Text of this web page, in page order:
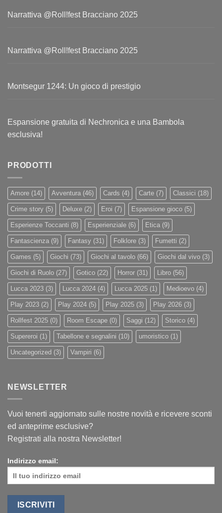
Narrattiva @Roll!fest Bracciano 2025
Narrattiva @Roll!fest Bracciano 2025
Montsegur 1244: Un gioco di prestigio
Espansione gratuita di Nechronica e una Bambola
esclusiva!
PRODOTTI
Amore (14) Avventura (46) Cards (4) Carte (7) Classici (18)
Crime story (5) Deluxe (2) Eroi (7) Espansione gioco (5)
Esperienze Toccanti (8) Esperienziale (6) Etica (9)
Fantascienza (9) Fantasy (31) Folklore (3) Fumetti (2)
Games (5) Giochi (73) Giochi al tavolo (66) Giochi dal vivo (3)
Giochi di Ruolo (27) Gotico (22) Horror (31) Libro (56)
Lucca 2023 (3) Lucca 2024 (4) Lucca 2025 (1) Medioevo (4)
Play 2023 (2) Play 2024 (5) Play 2025 (3) Play 2026 (3)
Rollfest 2025 (0) Room Escape (0) Saggi (12) Storico (4)
Supereroi (1) Tabellone e segnalini (10) umoristico (1)
Uncategorized (3) Vampiri (6)
NEWSLETTER
Vuoi tenerti aggiornato sulle nostre novità e ricevere sconti
ed anteprime esclusive?
Registrati alla nostra Newsletter!
Indirizzo email: